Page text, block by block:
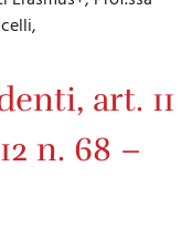
art. 11
n. 68 –